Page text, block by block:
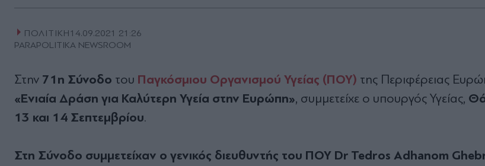
ΠΟΛΙΤΙΚΗ14.09.2021 21:26
PARAPOLITIKA NEWSROOM
Στην 71η Σύνοδο του Παγκόσμιου Οργανισμού Υγείας (ΠΟΥ) της Περιφέρειας
«Ενιαία Δράση για Καλύτερη Υγεία στην Ευρώπη», συμμετείχε ο υπουργός Υγείας,
13 και 14 Σεπτεμβρίου.
Στη Σύνοδο συμμετείχαν ο γενικός διευθυντής του ΠΟΥ Dr Tedros Adhanom